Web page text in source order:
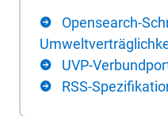
Opensearch-
UVP-
RSS-